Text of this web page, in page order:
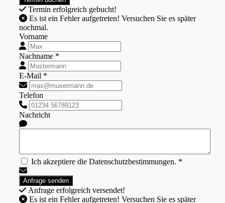
Termin erfolgreich gebucht!
nochmal.
Vorname
Nachname *
E-Mail *
Telefon
Nachricht
Ich akzeptiere die Datenschutzbestimmungen. *
Anfrage erfolgreich versendet!